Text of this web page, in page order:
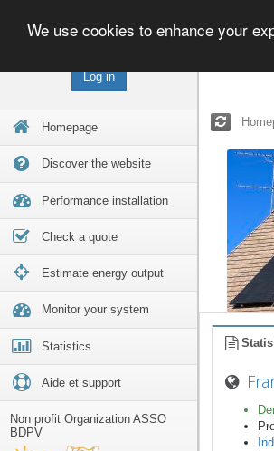
Log in
Homepage
Discover the website
Performance installation
Check a quote
Estimate energy output
Monitor your system
Statistics
Aide et support
Non profit Organization ASSO
BDPV
We use cookies to enhance your